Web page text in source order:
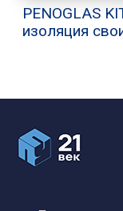
PENOGLAS
изоляция